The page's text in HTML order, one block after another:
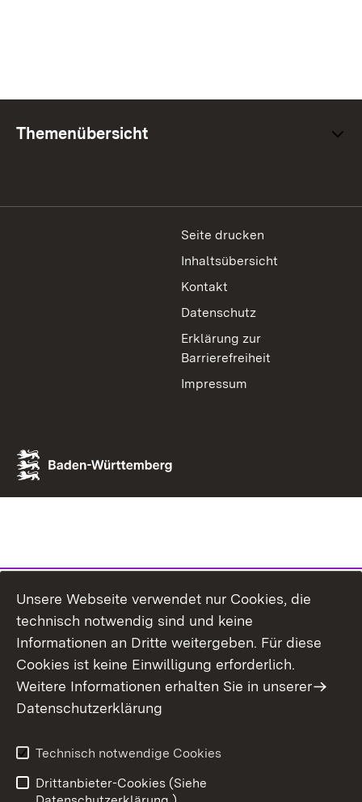
Themenübersicht
Seite drucken
Inhaltsübersicht
Kontakt
Datenschutz
Erklärung zur
Barrierefreiheit
Impressum
Unsere Webseite verwendet nur Cookies, die
technisch notwendig sind und keine
Informationen an Dritte weitergeben. Für diese
Cookies ist keine Einwilligung erforderlich.
Weitere Informationen erhalten Sie in unserer
Datenschutzerklärung
Technisch notwendige Cookies
Drittanbieter-Cookies (Siehe